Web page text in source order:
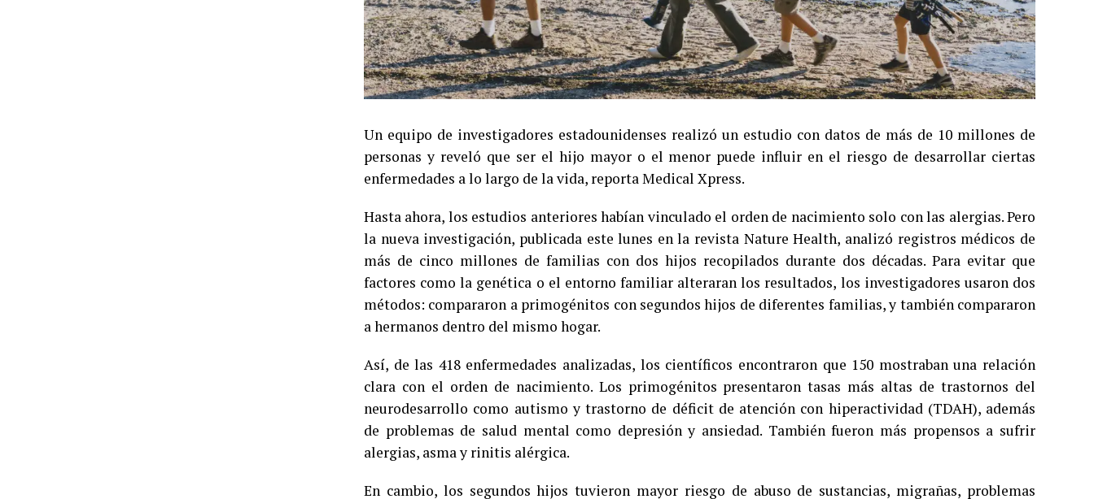
Un equipo de investigadores estadounidenses realizó un estudio con datos de más de 10 millones de
personas y reveló que ser el hijo mayor o el menor puede influir en el riesgo de desarrollar ciertas
enfermedades a lo largo de la vida, reporta Medical Xpress.
Hasta ahora, los estudios anteriores habían vinculado el orden de nacimiento solo con las alergias. Pero
la nueva investigación, publicada este lunes en la revista Nature Health, analizó registros médicos de
más de cinco millones de familias con dos hijos recopilados durante dos décadas. Para evitar que
factores como la genética o el entorno familiar alteraran los resultados, los investigadores usaron dos
métodos: compararon a primogénitos con segundos hijos de diferentes familias, y también compararon
a hermanos dentro del mismo hogar.
Así, de las 418 enfermedades analizadas, los científicos encontraron que 150 mostraban una relación
clara con el orden de nacimiento. Los primogénitos presentaron tasas más altas de trastornos del
neurodesarrollo como autismo y trastorno de déficit de atención con hiperactividad (TDAH), además
de problemas de salud mental como depresión y ansiedad. También fueron más propensos a sufrir
alergias, asma y rinitis alérgica.
En cambio, los segundos hijos tuvieron mayor riesgo de abuso de sustancias, migrañas, problemas